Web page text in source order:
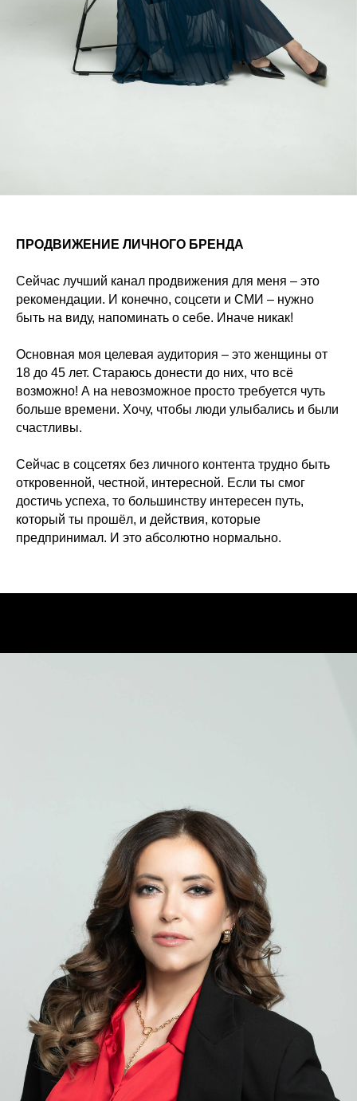
ПРОДВИЖЕНИЕ ЛИЧНОГО БРЕНДА
Сейчас лучший канал продвижения для меня – это
рекомендации. И конечно, соцсети и СМИ – нужно
быть на виду, напоминать о себе. Иначе никак!
Основная моя целевая аудитория – это женщины от
18 до 45 лет. Стараюсь донести до них, что всё
возможно! А на невозможное просто требуется чуть
больше времени. Хочу, чтобы люди улыбались и были
счастливы.
Сейчас в соцсетях без личного контента трудно быть
откровенной, честной, интересной. Если ты смог
достичь успеха, то большинству интересен путь,
который ты прошёл, и действия, которые
предпринимал. И это абсолютно нормально.